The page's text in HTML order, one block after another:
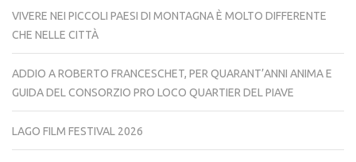
VIVERE NEI PICCOLI PAESI DI MONTAGNA È MOLTO DIFFERENTE
CHE NELLE CITTÀ
ADDIO A ROBERTO FRANCESCHET, PER QUARANT’ANNI ANIMA E
GUIDA DEL CONSORZIO PRO LOCO QUARTIER DEL PIAVE
LAGO FILM FESTIVAL 2026